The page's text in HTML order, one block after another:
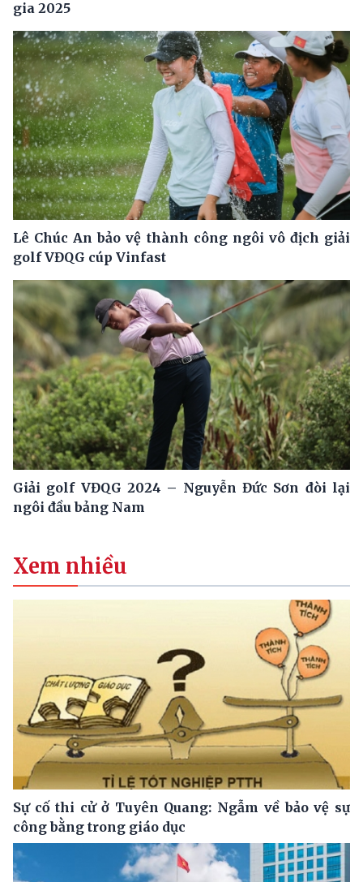
gia 2025
Lê Chúc An bảo vệ thành công ngôi vô địch giải
golf VĐQG cúp Vinfast
Giải golf VĐQG 2024 – Nguyễn Đức Sơn đòi lại
ngôi đầu bảng Nam
Xem nhiều
Sự cố thi cử ở Tuyên Quang: Ngẫm về bảo vệ sự
công bằng trong giáo dục